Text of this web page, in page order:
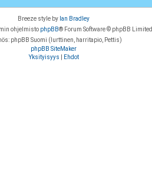
Breeze style by Ian Bradley
ohjelmisto phpBB® Forum Software © phpBB Limited
phpBB Suomi (lurttinen, harritapio, Pettis)
phpBB SiteMaker
Yksityisyys
Ehdot